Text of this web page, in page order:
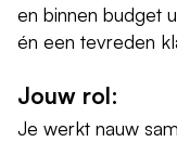
en binnen budget
én een tevreden
Jouw rol:
Je werkt nauw